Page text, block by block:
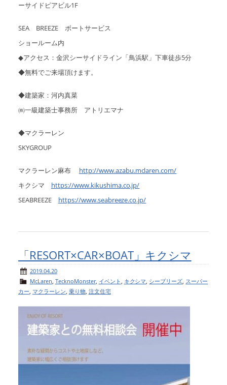
ーサイドピアビル1F
SEA BREEZE ボートサービス
ショールーム内
◆アクセス：金沢シーサイドライン「鳥浜駅」下車徒歩5分
◆無料でご来場頂けます。
◆建築家：河内真菜
㈱一級建築士事務所 アトリエマナ
◆マクラーレン
SKYGROUP
マクラーレン麻布 http://www.azabu.mclaren.com/
キクシマ https://www.kikushima.co.jp/
SEABREEZE https://www.seabreeze.co.jp/
「RESORT×CAR×BOAT」キクシマ
2019.04.20
McLaren, TecknoMonster, イベント, キクシマ, シーブリーズ, スーパー
カー, マクラーレン, 乗り物, 注文住宅